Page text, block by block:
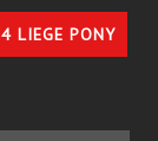
LIEGE PONY